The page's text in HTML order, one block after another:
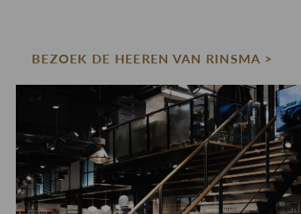
BEZOEK DE HEEREN VAN RINSMA >